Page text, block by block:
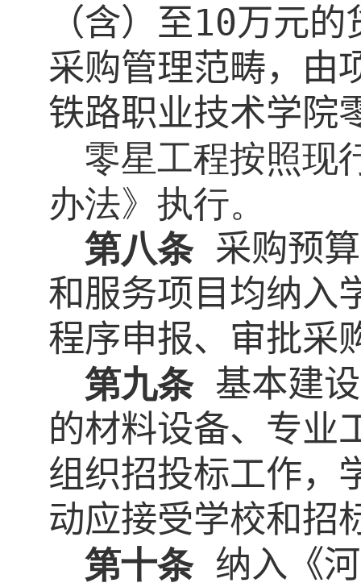
（含）至10万元的
采购管理范畴，由
铁路职业技术学院
零星工程按照现
办法》执行。
第八条 采购预
和服务项目均纳入
程序申报、审批采
第九条 基本建
的材料设备、专业
组织招投标工作，
动应接受学校和招
第十条 纳入《